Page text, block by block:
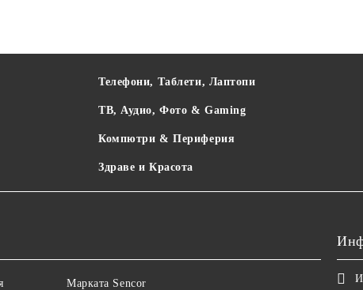
Телефони, Таблети, Лаптопи
ТВ, Аудио, Фото & Gaming
Компютри & Периферия
Здраве и Красота
Maрката Sencor